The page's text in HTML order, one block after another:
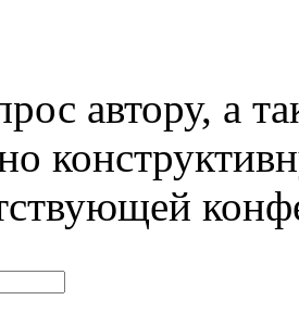
автору, а